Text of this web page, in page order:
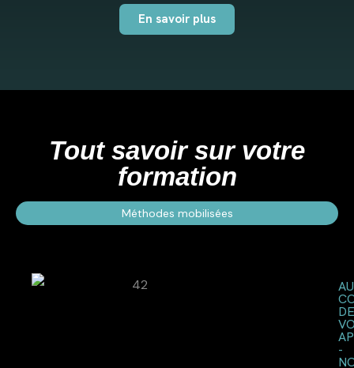
En savoir plus
Tout savoir sur votre
formation
Méthodes mobilisées
AU
DE
-